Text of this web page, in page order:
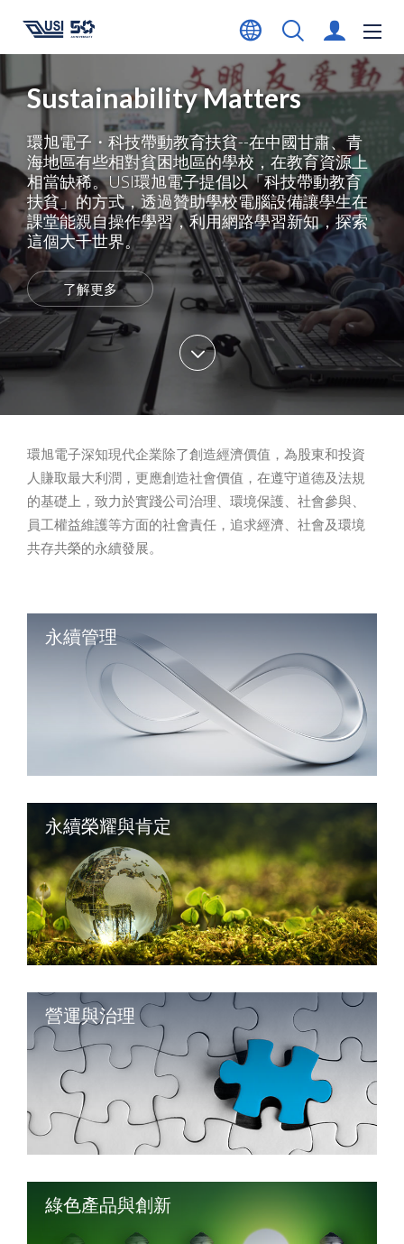
Sustainability Matters
環旭電子・科技帶動教育扶貧--在中國甘肅、青
海地區有些相對貧困地區的學校，在教育資源上
相當缺稀。USI環旭電子提倡以「科技帶動教育
扶貧」的方式，透過贊助學校電腦設備讓學生在
課堂能親自操作學習，利用網路學習新知，探索
這個大千世界。
了解更多
環旭電子深知現代企業除了創造經濟價值，為股東和投資
人賺取最大利潤，更應創造社會價值，在遵守道德及法規
的基礎上，致力於實踐公司治理、環境保護、社會參與、
員工權益維護等方面的社會責任，追求經濟、社會及環境
共存共榮的永續發展。
永續管理
永續榮耀與肯定
營運與治理
綠色產品與創新